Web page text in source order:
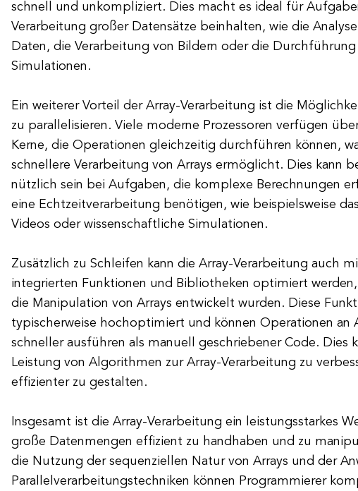
schnell und unkompliziert. Dies macht es ideal für
Verarbeitung großer Datensätze beinhalten, wie die
Daten, die Verarbeitung von Bildern oder die Durchführung
Simulationen.
Ein weiterer Vorteil der Array-Verarbeitung ist die
zu parallelisieren. Viele moderne Prozessoren verfügen
Kerne, die Operationen gleichzeitig durchführen können,
schnellere Verarbeitung von Arrays ermöglicht. Dies kann
nützlich sein bei Aufgaben, die komplexe Berechnungen
eine Echtzeitverarbeitung benötigen, wie beispielsweise
Videos oder wissenschaftliche Simulationen.
Zusätzlich zu Schleifen kann die Array-Verarbeitung auch
integrierten Funktionen und Bibliotheken optimiert
die Manipulation von Arrays entwickelt wurden. Diese
typischerweise hochoptimiert und können Operationen an
schneller ausführen als manuell geschriebener Code. Dies
Leistung von Algorithmen zur Array-Verarbeitung zu
effizienter zu gestalten.
Insgesamt ist die Array-Verarbeitung ein leistungsstarkes
große Datenmengen effizient zu handhaben und zu
die Nutzung der sequenziellen Natur von Arrays und der
Parallelverarbeitungstechniken können Programmierer